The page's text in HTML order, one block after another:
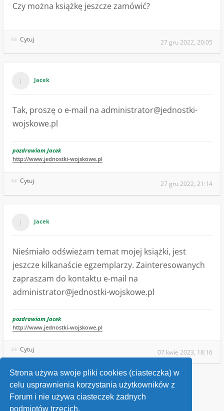
Strona używa swoje pliki cookies (ciasteczka) w
celu usprawnienia korzystania użytkowników z
Forum i nie używa ciasteczek żadnych
podmiotów trzecich.
Czy można książkę jeszcze zamówić?
Cytuj 27 gru 2022, 20:05
Jacek
Tak, proszę o e-mail na administrator@jednostki-
wojskowe.pl
pozdrawiam Jacek
http://www.jednostki-wojskowe.pl
Cytuj 27 gru 2022, 21:14
Jacek
Nieśmiało odświeżam temat mojej książki, jest
jeszcze kilkanaście egzemplarzy. Zainteresowanych
zapraszam do kontaktu e-mail na
administrator@jednostki-wojskowe.pl
pozdrawiam Jacek
http://www.jednostki-wojskowe.pl
Cytuj 07 kwie 2023, 18:16
Wróć do „Ogłoszenia sprzedaży”